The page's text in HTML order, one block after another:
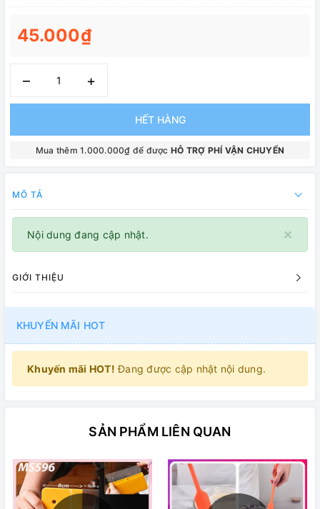
45.000₫
– +
HẾT HÀNG
Mua thêm 1.000.000₫ để được HỖ TRỢ PHÍ VẬN CHUYỂN
MÔ TẢ
×
Nội dung đang cập nhật.
GIỚI THIỆU
KHUYẾN MÃI HOT
Khuyến mãi HOT! Đang được cập nhật nội dung.
SẢN PHẨM LIÊN QUAN